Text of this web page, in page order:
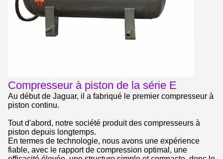
Compresseur à piston de la série E
Au début de Jaguar, il a fabriqué le premier compresseur à
piston continu.
Tout d'abord, notre société produit des compresseurs à
piston depuis longtemps.
En termes de technologie, nous avons une expérience
fiable, avec le rapport de compression optimal, une